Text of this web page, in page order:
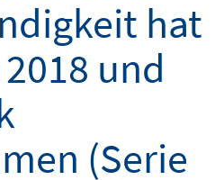
hat
und
(Serie